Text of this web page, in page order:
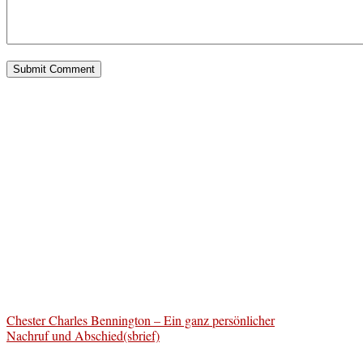
Chester Charles Bennington – Ein ganz persönlicher
Nachruf und Abschied(sbrief)